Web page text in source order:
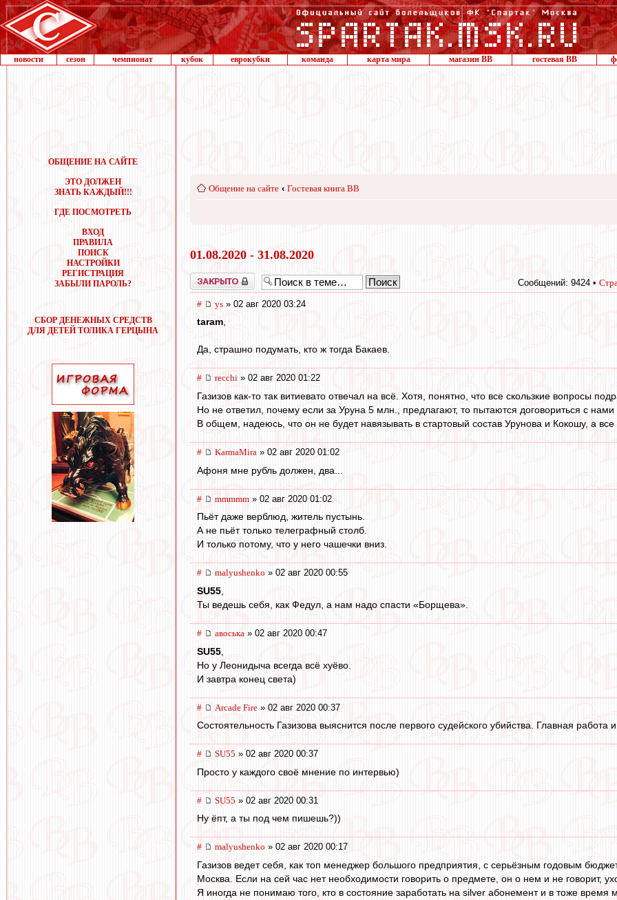
новости сезон чемпионат кубок еврокубки команда карта мира магазин ВВ гостевая ВВ
ОБЩЕНИЕ НА САЙТЕ
ЭТО ДОЛЖЕН
ЗНАТЬ КАЖДЫЙ!!!
ГДЕ ПОСМОТРЕТЬ
ВХОД
ПРАВИЛА
ПОИСК
НАСТРОЙКИ
РЕГИСТРАЦИЯ
ЗАБЫЛИ ПАРОЛЬ?
СБОР ДЕНЕЖНЫХ СРЕДСТВ
ДЛЯ ДЕТЕЙ ТОЛИКА ГЕРЦЫНА
Общение на сайте ‹ Гостевая книга ВВ
01.08.2020 - 31.08.2020
Закрыто Сообщений: 9424 •
# ys » 02 авг 2020 03:24
taram,
Да, страшно подумать, кто ж тогда Бакаев.
# recchi » 02 авг 2020 01:22
Газизов как-то так витиевато отвечал на всё. Хотя, понятно, что все скользкие вопросы
Но не ответил, почему если за Уруна 5 млн., предлагают, то пытаются договориться с
В общем, надеюсь, что он не будет навязывать в стартовый состав Урунова и Кокошу, а
# KarmaMira » 02 авг 2020 01:02
Афоня мне рубль должен, два...
# mmmmm » 02 авг 2020 01:02
Пьёт даже верблюд, житель пустынь.
А не пьёт только телеграфный столб.
И только потому, что у него чашечки вниз.
# malyushenko » 02 авг 2020 00:55
SU55
Ты ведешь себя, как Федул, а нам надо спасти «Борщева».
# авоська » 02 авг 2020 00:47
SU55
Но у Леонидыча всегда всё хуёво.
И завтра конец света)
# Arcade Fire » 02 авг 2020 00:37
Состоятельность Газизова выяснится после первого судейского убийства. Главная работа
# SU55 » 02 авг 2020 00:37
Просто у каждого своë мнение по интервью)
# SU55 » 02 авг 2020 00:31
Ну ëпт, а ты под чем пишешь?))
# malyushenko » 02 авг 2020 00:17
Газизов ведет себя, как топ менеджер большого предприятия, с серьёзным годовым
Москва. Если на сей час нет необходимости говорить о предмете, он о нем и не говорит,
Я иногда не понимаю того, кто в состояние заработать на silver абонемент и в тоже